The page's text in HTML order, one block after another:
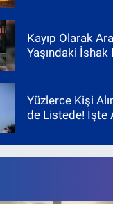
Kayıp Olarak
Yaşındaki İshak
Yüzlerce Kişi
de Listede! İşte